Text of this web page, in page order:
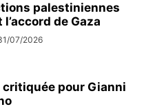
palestiniennes
de Gaza
07/2026
critiquée pour Gianni